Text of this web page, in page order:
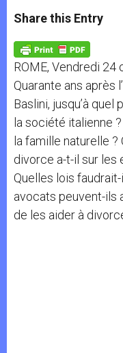
t
s
p
p
s
e
g
e
r
e
b
o
k
Share this Entry
ROME, Vendredi
Quarante ans après
Baslini, jusqu’à
la société italienne
la famille naturelle
divorce a-t-il sur les
Quelles lois
avocats peuvent-ils
de les aider à